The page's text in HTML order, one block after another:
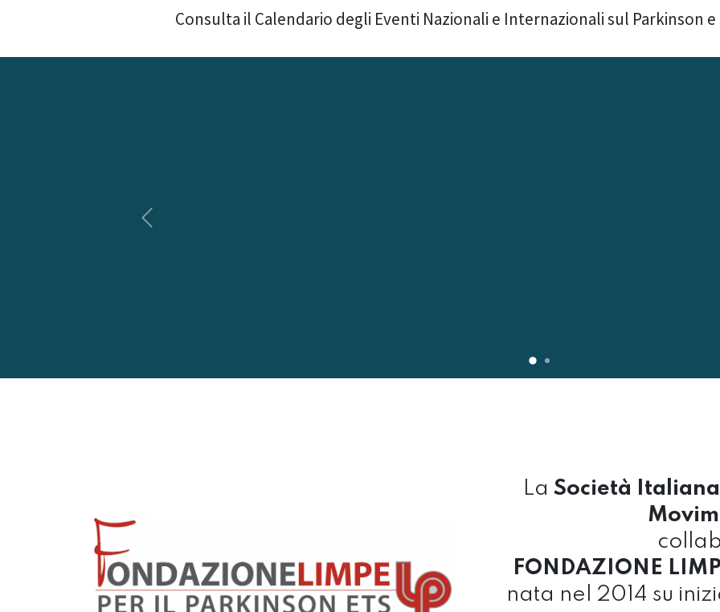
Consulta il Calendario degli Eventi Nazionali e Internazionali sul Parkinson
Precedente
La Società
FONDAZIONE
nata nel 2014 su